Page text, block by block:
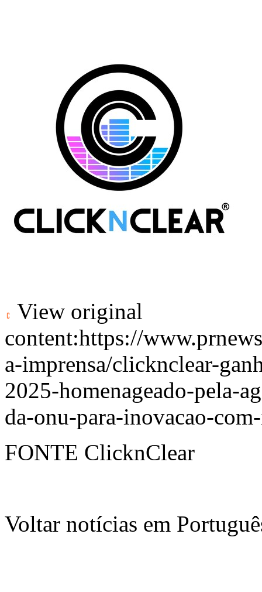
View original
content:https://
a-imprensa/clicknclear-
2025-homenageado-pela-
da-onu-para-inovacao-
FONTE ClicknClear
Voltar notícias em